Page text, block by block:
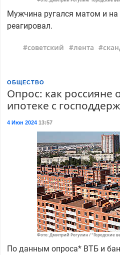
Мужчина ругался матом и на
реагировал.
советский лента
ОБЩЕСТВО
Опрос: как россияне
ипотеке с
4 Июн 202413:57
Фото: Дмитрий Рогулин / "Городские
По данным опроса* ВТБ и